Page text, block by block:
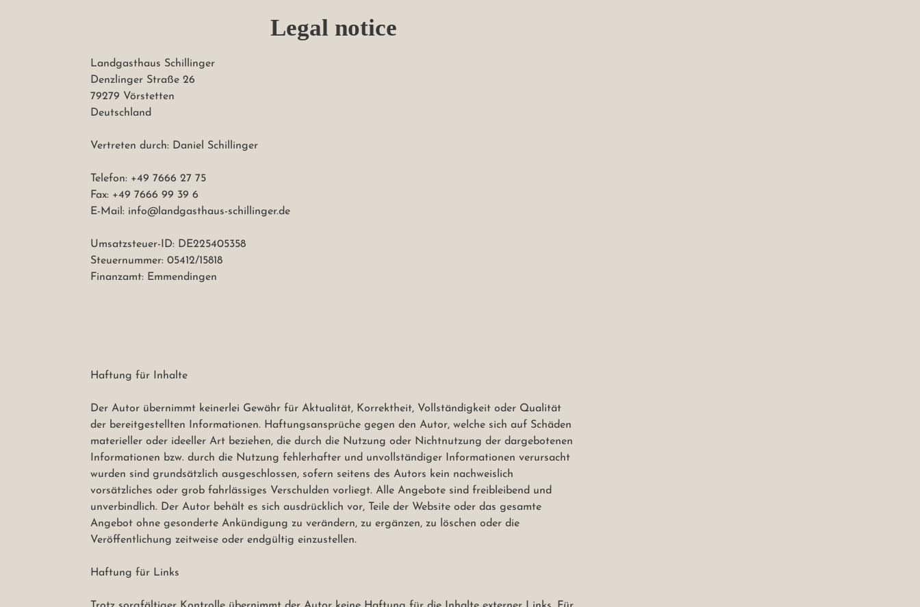
Legal notice
Landgasthaus Schillinger
Denzlinger Straße 26
79279 Vörstetten
Deutschland
Vertreten durch: Daniel Schillinger
Telefon: +49 7666 27 75
Fax: +49 7666 99 39 6
E-Mail: info@landgasthaus-schillinger.de
Umsatzsteuer-ID: DE225405358
Steuernummer: 05412/15818
Finanzamt: Emmendingen
Haftung für Inhalte
Der Autor übernimmt keinerlei Gewähr für Aktualität, Korrektheit, Vollständigkeit oder Qualität
der bereitgestellten Informationen. Haftungsansprüche gegen den Autor, welche sich auf Schäden
materieller oder ideeller Art beziehen, die durch die Nutzung oder Nichtnutzung der dargebotenen
Informationen bzw. durch die Nutzung fehlerhafter und unvollständiger Informationen verursacht
wurden sind grundsätzlich ausgeschlossen, sofern seitens des Autors kein nachweislich
vorsätzliches oder grob fahrlässiges Verschulden vorliegt. Alle Angebote sind freibleibend und
unverbindlich. Der Autor behält es sich ausdrücklich vor, Teile der Website oder das gesamte
Angebot ohne gesonderte Ankündigung zu verändern, zu ergänzen, zu löschen oder die
Veröffentlichung zeitweise oder endgültig einzustellen.
Haftung für Links